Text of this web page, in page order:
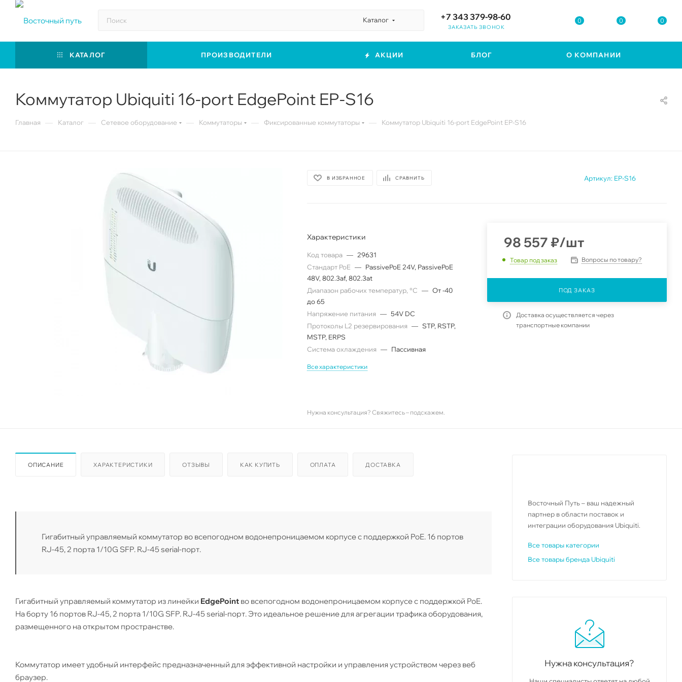
Каталог +7 343 379-98-60
ЗАКАЗАТЬ ЗВОНОК
0 0 0
КАТАЛОГ ПРОИЗВОДИТЕЛИ АКЦИИ БЛОГ О КОМПАНИИ
Коммутатор Ubiquiti 16-port EdgePoint EP-S16
Главная Каталог Сетевое оборудование Коммутаторы Фиксированные коммутаторы Коммутатор Ubiquiti 16-port EdgePoint EP-S16
В ИЗБРАННОЕ СРАВНИТЬ Артикул: EP-S16
Характеристики
Код товара — 29631
Cтандарт PoE — PassivePoE 24V, PassivePoE
48V, 802.3af, 802.3at
Диапазон рабочих температур, °C — От -40
до 65
Напряжение питания — 54V DC
Протоколы L2 резервирования — STP, RSTP,
MSTP, ERPS
Система охлаждения — Пассивная
Все характеристики
98 557 ₽/шт
Товар под заказ Вопросы по товару?
ПОД ЗАКАЗ
Доставка осуществляется через
транспортные компании
Нужна консультация? Свяжитесь – подскажем.
ОПИСАНИЕ ХАРАКТЕРИСТИКИ ОТЗЫВЫ КАК КУПИТЬ ОПЛАТА ДОСТАВКА
Гигабитный управляемый коммутатор во всепогодном водонепроницаемом корпусе с поддержкой PoE. 16 портов
RJ-45, 2 порта 1/10G SFP. RJ-45 serial-порт.
Гигабитный управляемый коммутатор из линейки EdgePoint во всепогодном водонепроницаемом корпусе с поддержкой PoE.
На борту 16 портов RJ-45, 2 порта 1/10G SFP. RJ-45 serial-порт. Это идеальное решение для агрегации трафика оборудования,
размещенного на открытом пространстве.
Коммутатор имеет удобный интерфейс предназначенный для эффективной настройки и управления устройством через веб
браузер.
Восточный Путь – ваш надежный
партнер в области поставок и
интеграции оборудования Ubiquiti.
Все товары категории
Все товары бренда Ubiquiti
Нужна консультация?